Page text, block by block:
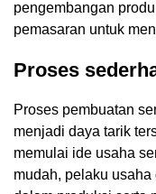
pengembangan
pemasaran untuk
Proses
Proses pembuatan
menjadi daya tarik
memulai ide usaha
mudah, pelaku